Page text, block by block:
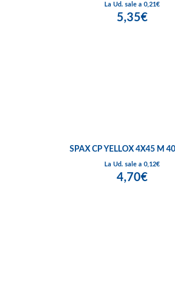
La Ud. sale a 0,21€
5,35€
SPAX CP YELLOX 4X45 M
La Ud. sale a 0,12€
4,70€